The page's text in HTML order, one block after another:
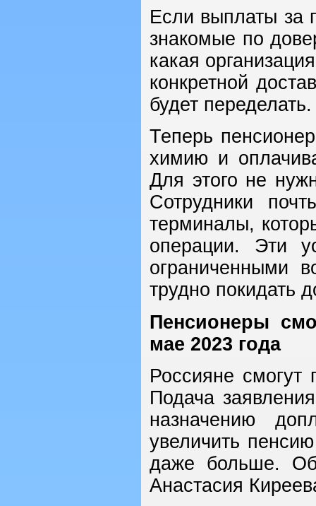
Если выплаты за
знакомые по
какая
конкретной
будет переделать.
Теперь
химию и
Для этого не
Сотрудники
терминалы,
операции. Эти
ограниченными
трудно покидать
Пенсионеры
мае 2023 года
Россияне смогут
Подача
назначению
увеличить
даже больше. Об
Анастасия